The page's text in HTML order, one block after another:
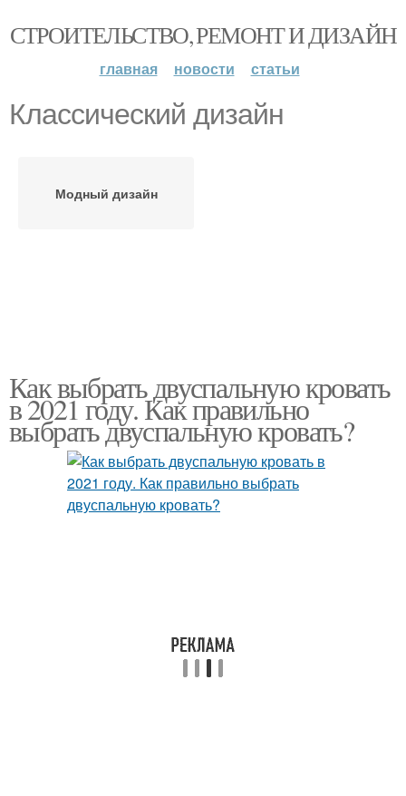
СТРОИТЕЛЬСТВО, РЕМОНТ И ДИЗАЙН
главная новости статьи
Классический дизайн
Модный дизайн
Как выбрать двуспальную кровать
в 2021 году. Как правильно
выбрать двуспальную кровать?